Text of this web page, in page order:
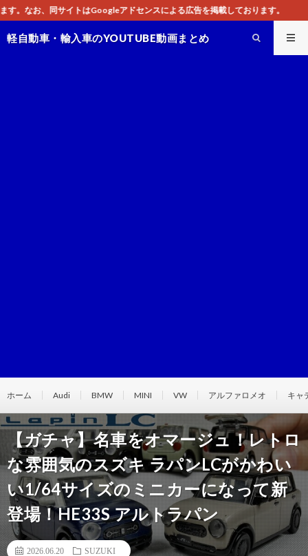
ドセンスによる広告を掲載しております。
軽自動車・輸入車のYOUTUBE動画まとめ
ホーム Audi BMW MINI VW アルファロメオ キャ
【ガチャ】名車をオマージュ！レトロ
な雰囲気のスズキ ラパンLCがかわい
い1/64サイズのミニカーになって新
登場！HE33S アルトラパン
2026.06.20 SUZUKI